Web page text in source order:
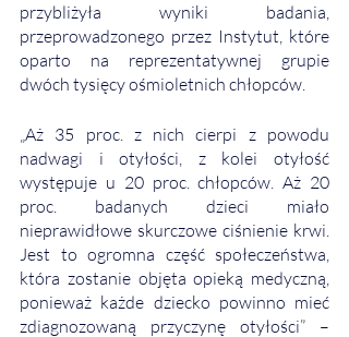
przybliżyła wyniki badania,
przeprowadzonego przez Instytut, które
oparto na reprezentatywnej grupie
dwóch tysięcy ośmioletnich chłopców.
„Aż 35 proc. z nich cierpi z powodu
nadwagi i otyłości, z kolei otyłość
występuje u 20 proc. chłopców. Aż 20
proc. badanych dzieci miało
nieprawidłowe skurczowe ciśnienie krwi.
Jest to ogromna część społeczeństwa,
która zostanie objęta opieką medyczną,
ponieważ każde dziecko powinno mieć
zdiagnozowaną przyczynę otyłości” –